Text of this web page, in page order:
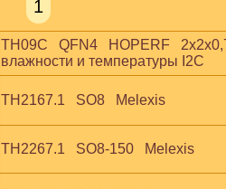
1
TH09C   QFN4   HOPERF
влажности и температуры I2C
TH2167.1   SO8   Melexis
TH2267.1   SO8-150   Melexis